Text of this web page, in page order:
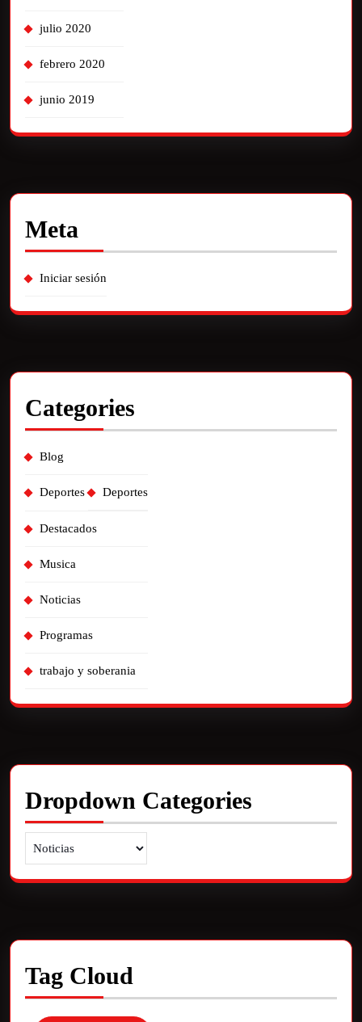
julio 2020
febrero 2020
junio 2019
Meta
Iniciar sesión
Categories
Blog
Deportes Deportes
Destacados
Musica
Noticias
Programas
trabajo y soberania
Dropdown Categories
Tag Cloud